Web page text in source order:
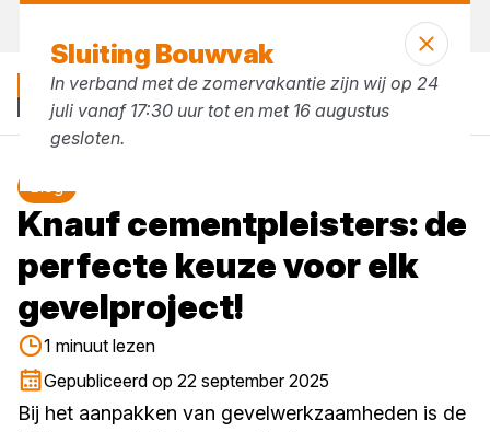
Knauf cementpleisters: de
perfecte keuze voor elk
gevelproject!
1 minuut lezen
Gepubliceerd op 22 september 2025
Bij het aanpakken van gevelwerkzaamheden is de
Sluiting Bouwvak
In verband met de zomervakantie zijn wij op 24
juli vanaf 17:30 uur tot en met 16 augustus
gesloten.